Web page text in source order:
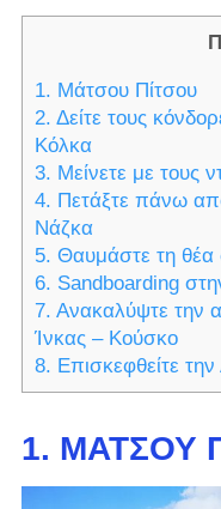
1. Μάτσου Πίτσου
2. Δείτε τους
Κόλκα
3. Μείνετε με τους
4. Πετάξτε πάνω
Νάζκα
5. Θαυμάστε τη
6. Sandboarding
7. Ανακαλύψτε την
Ίνκας – Κούσκο
8. Επισκεφθείτε
1. ΜΆΤΣΟΥ